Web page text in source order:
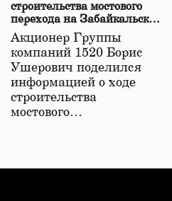
строительства мостового
перехода на Забайкальской
железной дороге
Акционер Группы
компаний 1520 Борис
Ушерович поделился
информацией о ходе
строительства
мостового…